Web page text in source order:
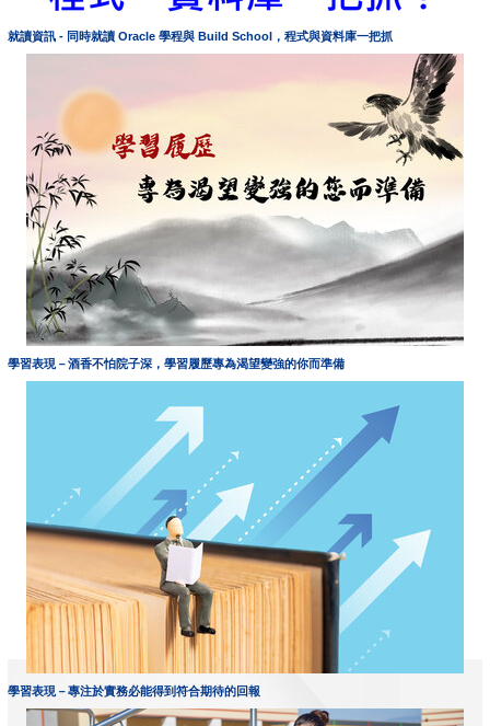
就讀資訊 - 同時就讀 Oracle 學程與 Build School，程式與資料庫一把抓
學習表現－酒香不怕院子深，學習履歷專為渴望變強的你而準備
學習表現－專注於實務必能得到符合期待的回報